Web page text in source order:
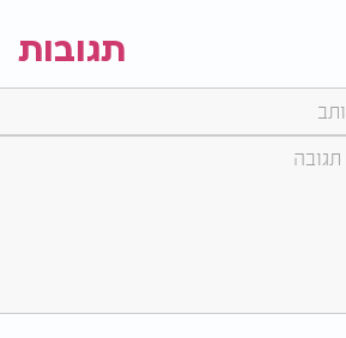
תגובות